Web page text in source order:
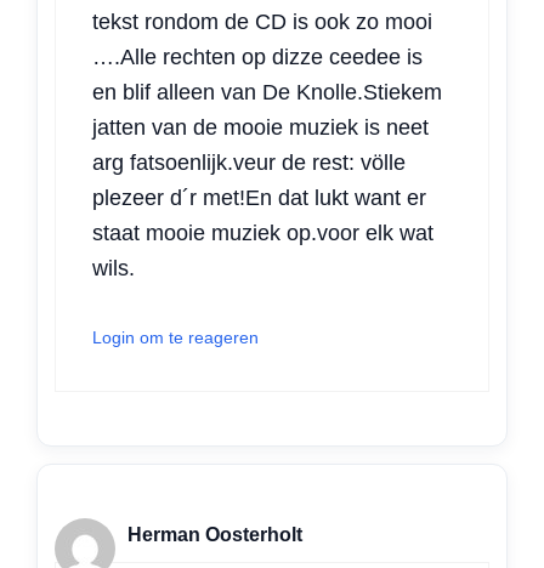
tekst rondom de CD is ook zo mooi
….Alle rechten op dizze ceedee is
en blif alleen van De Knolle.Stiekem
jatten van de mooie muziek is neet
arg fatsoenlijk.veur de rest: völle
plezeer d´r met!En dat lukt want er
staat mooie muziek op.voor elk wat
wils.
Login om te reageren
Herman Oosterholt